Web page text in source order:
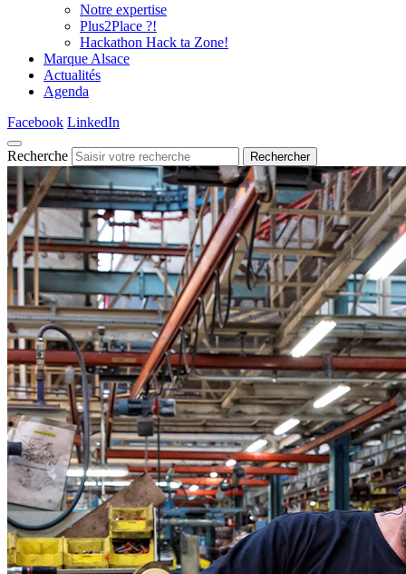
Notre expertise
Plus2Place ?!
Hackathon Hack ta Zone!
Marque Alsace
Actualités
Agenda
Facebook LinkedIn
Recherche Rechercher